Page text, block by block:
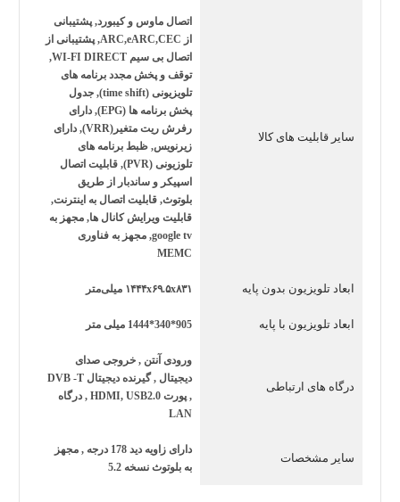
طراحی این محصول به‌گونه‌ای است که برای سالن‌های بزرگ یا
محیط‌هایی که نیاز به یک نمایشگر حرفه‌ای دارند، بسیار مناسب
K UHD و فناوریHDR10 قادر
است رنگ‌ها را با شفافیت و وضوح بالا نمایش دهد. همچنین
برخورداری از نرخ تازه‌سازی مناسب باعث می‌شود تصاویر
تاری دیده شوند. فناوری Dolby Visionنیز کیفیت رنگ و
کنتراست را به سطح بالاتری ارتقا می‌دهد و تجربه تماشای
TVمجهز است که دسترسی آسان به اپلیکیشن‌ها، شبکه‌های
سایر قابلیت های کالا
اتصال ماوس و کیبورد, پشتیبانی
از ARC,eARC,CEC, پشتیبانی از
اتصال بی سیم WI-FI DIRECT,
توقف و پخش مجدد برنامه های
تلویزیونی (time shift), جدول
پخش برنامه ها (EPG), دارای
رفرش ریت متغیر(VRR), دارای
زیرنویس, ظبط برنامه های
تلوزیونی (PVR), قابلیت اتصال
اسپیکر و ساندبار از طریق
بلوتوث, قابلیت اتصال به اینترنت,
قابلیت ویرایش کانال ها, مجهز به
google tv, مجهز به فناوری
MEMC
ابعاد تلویزیون بدون پایه ۱۴۴۴x۶۹.۵x۸۳۱ میلی‌متر
ابعاد تلویزیون با پایه 905*340*1444 میلی متر
درگاه های ارتباطی
ورودی آنتن , خروجی صدای
دیجیتال , گیرنده دیجیتال DVB -T
, پورت HDMI, USB2.0 , درگاه
LAN
سایر مشخصات
دارای زاویه دید 178 درجه , مجهز
به بلوتوث نسخه 5.2